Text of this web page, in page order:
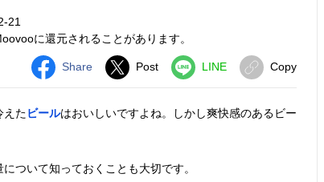
21
に還元されることがあります。
Share Post LINE Copy
えたビールはおいしいですよね。しかし爽快感のあるビー
ついて知っておくことも大切です。